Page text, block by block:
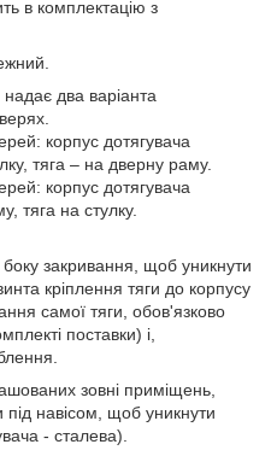
в комплектацію з
надає два варіанта
корпус дотягувача
тяга – на дверну раму.
корпус дотягувача
тяга на стулку.
закривання, щоб уникнути
кріплення тяги до корпусу
самої тяги, обов'язково
поставки) і,
зовні приміщень,
навісом, щоб уникнути
- сталева).